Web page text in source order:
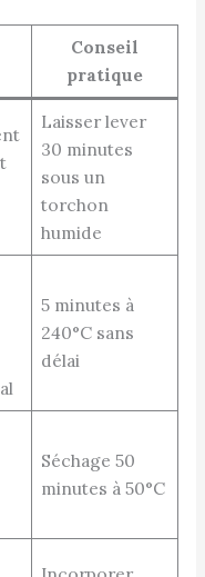
Conseil
pratique
Laisser lever
30 minutes
sous un
torchon
humide
5 minutes à
240°C sans
délai
Séchage 50
minutes à 50°C